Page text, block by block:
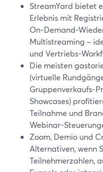
StreamYard bietet
Erlebnis mit
On‑Demand-
Multistreaming –
und Vertriebs-
Die meisten
(virtuelle
Gruppenverkaufs-
Showcases)
Teilnahme und
Webinar-
Zoom, Demio und
Alternativen, wenn
Teilnehmerzahlen,